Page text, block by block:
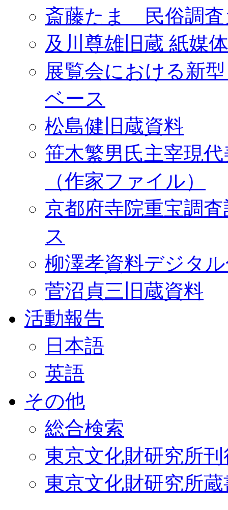
斎藤たま 民俗調査
及川尊雄旧蔵 紙媒
展覧会における新
ベース
松島健旧蔵資料
笹木繁男氏主宰現
（作家ファイル）
京都府寺院重宝調
ス
柳澤孝資料デジタ
菅沼貞三旧蔵資料
活動報告
日本語
英語
その他
総合検索
東京文化財研究所
東京文化財研究所